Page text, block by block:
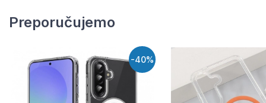
Preporučujemo
-40%